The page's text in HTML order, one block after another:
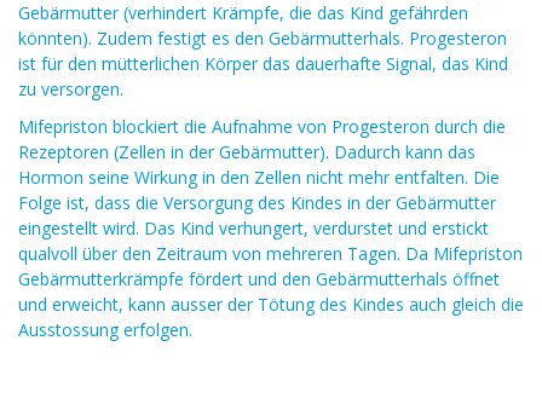
Gebärmutter (verhindert Krämpfe, die das Kind gefährden
könnten). Zudem festigt es den Gebärmutterhals. Progesteron
ist für den mütterlichen Körper das dauerhafte Signal, das Kind
zu versorgen.
Mifepriston blockiert die Aufnahme von Progesteron durch die
Rezeptoren (Zellen in der Gebärmutter). Dadurch kann das
Hormon seine Wirkung in den Zellen nicht mehr entfalten. Die
Folge ist, dass die Versorgung des Kindes in der Gebärmutter
eingestellt wird. Das Kind verhungert, verdurstet und erstickt
qualvoll über den Zeitraum von mehreren Tagen. Da Mifepriston
Gebärmutterkrämpfe fördert und den Gebärmutterhals öffnet
und erweicht, kann ausser der Tötung des Kindes auch gleich die
Ausstossung erfolgen.